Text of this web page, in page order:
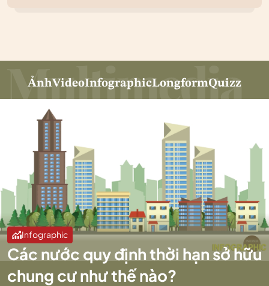
ẢnhVideoInfographicLongformQuizz
Infographic
Các nước quy định thời hạn sở hữu
chung cư như thế nào?